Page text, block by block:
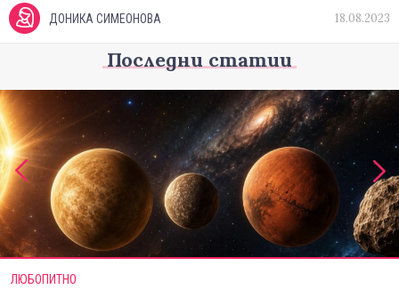
ДОНИКА СИМЕОНОВА 18.08.2023
Последни статии
ЛЮБОПИТНО